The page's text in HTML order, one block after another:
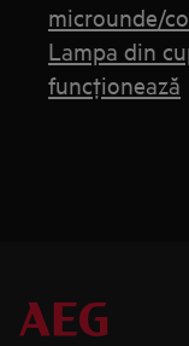
microunde/
Lampa din
funcţionează